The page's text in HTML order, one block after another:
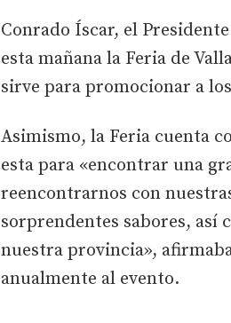
Conrado Íscar, el
esta mañana la Feria de
sirve para promocionar a
Asimismo, la Feria cuenta
esta para «encontrar una
reencontrarnos con
sorprendentes sabores, así
nuestra provincia»,
anualmente al evento.